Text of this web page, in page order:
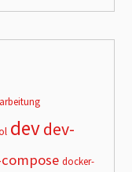
devdev-
docker-